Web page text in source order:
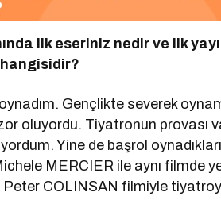
ilk eseriniz nedir ve ilk
Gençlikte severek
oluyordu. Tiyatronun provası
Yine de başrol
MERCIER ile aynı filmde
Peter COLINSAN filmiyle